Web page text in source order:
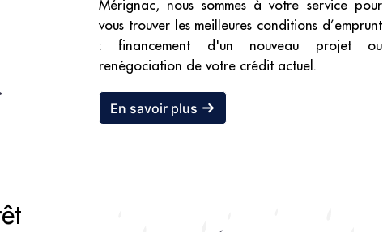
Mérignac, nous sommes à votre service pour
vous trouver les meilleures conditions d’emprunt
: financement d'un nouveau projet ou
renégociation de votre crédit actuel.
En savoir plus